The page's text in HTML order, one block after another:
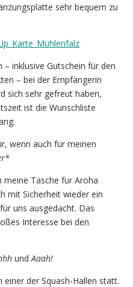
sehr bequem zu
inklusive Gutschein für den
– bei der Empfängerin
sich sehr gefreut haben,
ist die Wunschliste
wenn auch für meinen
Tasche für Aroha
mit Sicherheit wieder ein
uns ausgedacht. Das
Interesse bei den
und Aaah!
der Squash-Hallen statt.